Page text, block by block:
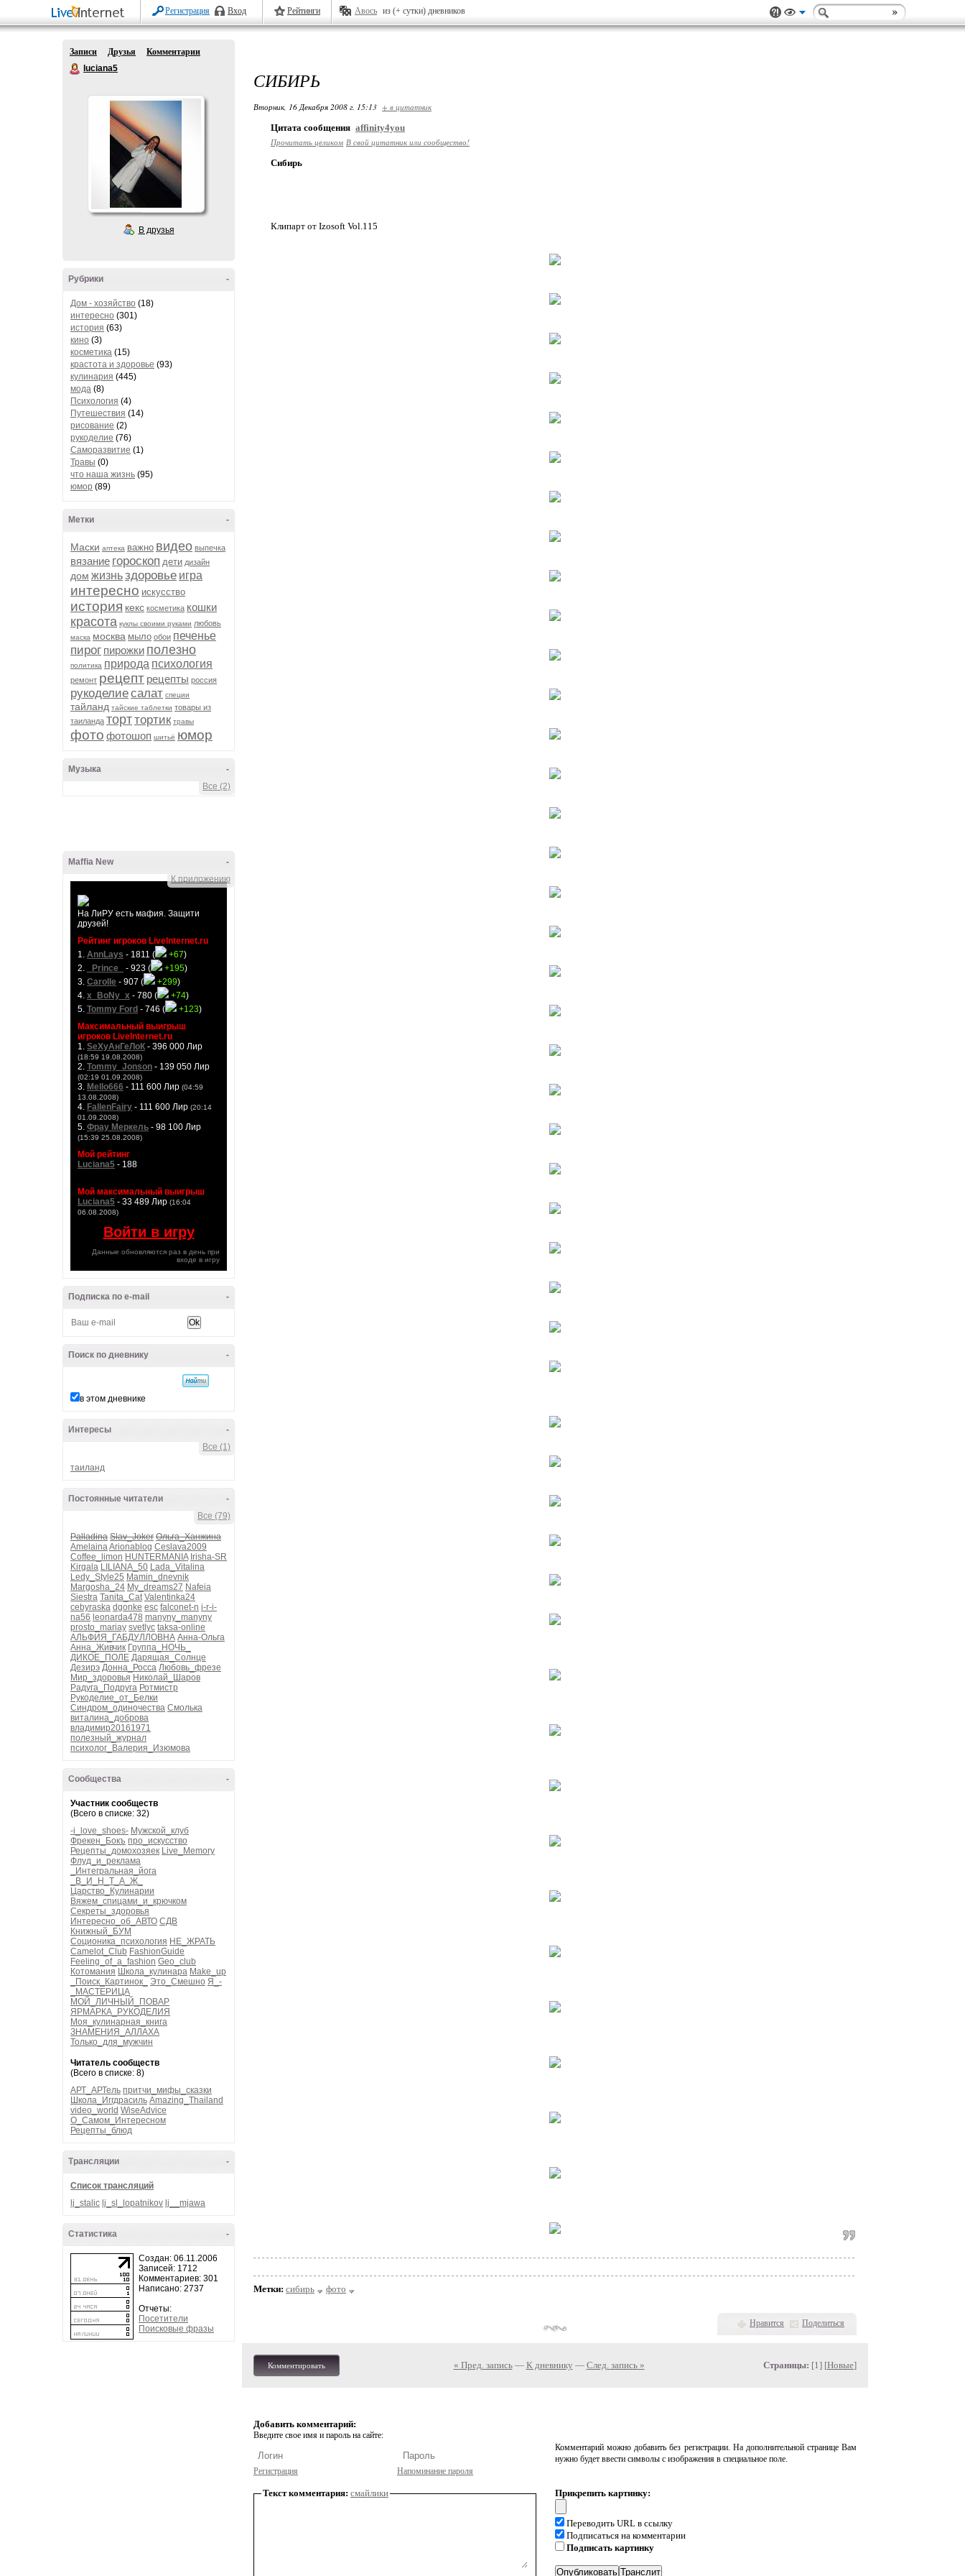
Регистрация Вход Рейтинги Авось из (+ сутки) дневников
Записи Друзья
Комментарии
luciana5
В друзья
-
Рубрики
Дом - хозяйство (18)
интересно (301)
история (63)
кино (3)
косметика (15)
крастота и здоровье (93)
кулинария (445)
мода (8)
Психология (4)
Путешествия (14)
рисование (2)
рукоделие (76)
Саморазвитие (1)
Травы (0)
что наша жизнь (95)
юмор (89)
-
Метки
Маски аптека важно видео выпечка
вязание гороскоп дети дизайн
дом жизньздоровье игра
интересно искусство
история кекс косметика кошки
красота куклы своими руками любовь
маска москва мыло обои печенье
пирог пирожки полезно
политика природа психология
ремонт рецепт рецепты россия
рукоделиесалат специи
тайланд тайские таблетки товары из
таиланда торттортик травы
фото фотошоп шитьё юмор
-
Музыка
Все (2)
-
Maffia New
К приложению
На ЛиРУ есть мафия. Защити
друзей!
Рейтинг игроков LiveInternet.ru
1. AnnLays - 1811 ( +67)
2.
_Prince_ - 923 ( +195)
3. Carolle - 907 ( +299)
4. x_BoNy_x - 780 ( +74)
5. Tommy Ford - 746 ( +123)
Максимальный выигрыш
игроков LiveInternet.ru
1. SeXyАнГеЛоК - 396 000 Лир
(18:59 19.08.2008)
2. Tommy_Jonson - 139 050 Лир
(02:19 01.09.2008)
3. Mello666 - 111 600 Лир (04:59
13.08.2008)
4. FallenFairy - 111 600 Лир (20:14
01.09.2008)
5. Фрау Меркель - 98 100 Лир
(15:39 25.08.2008)
Мой рейтинг
Luciana5 - 188
Мой максимальный выигрыш
Luciana5 - 33 489 Лир (16:04
06.08.2008)
Войти в игру
Данные обновляются раз в день при
входе в игру
-
Подписка по e-mail
-
Поиск по дневнику
в этом дневнике
-
Интересы
Все (1)
таиланд
-
Постоянные читатели
Все (79)
Palladina Slav_Joker Ольга_Ханжина
AmelainaArionablog Ceslava2009
Coffee_limon HUNTERMANIA Irisha-SR
Kirgala LILIANA_50 Lada_Vitalina
Ledy_Style25 Mamin_dnevnik
Margosha_24 My_dreams27 Nafeia
Siestra Tanita_Cat Valentinka24
cebyraska dgonke esc falconet-n i-r-i-
na56 leonarda478 manyny_manyny
prosto_mariay svetlyc taksa-online
АЛЬФИЯ_ГАБДУЛЛОВНА Анна-Ольга
Анна_Живчик Группа_НОЧЬ_
ДИКОЕ_ПОЛЕ Дарящая_Солнце
Дезирэ Донна_Росса Любовь_фрезе
Мир_здоровья Николай_Шаров
Радуга_Подруга Ротмистр
Рукоделие_от_Белки
Синдром_одиночества Смолька
виталина_доброва
владимир20161971
полезный_журнал
психолог_Валерия_Изюмова
-
Сообщества
Участник сообществ
(Всего в списке: 32)
-i_love_shoes- Мужской_клуб
Фрекен_Бокъ про_искусство
Рецепты_домохозяек Live_Memory
Флуд_и_реклама
_Интегральная_йога
_В_И_Н_Т_А_Ж_
Царство_Кулинарии
Вяжем_спицами_и_крючком
Секреты_здоровья
Интересно_об_АВТО СДВ
Книжный_БУМ
Соционика_психология НЕ_ЖРАТЬ
Camelot_Club FashionGuide
Feeling_of_a_fashion Geo_club
Котомания Школа_кулинара Make_up
_Поиск_Картинок_
Это_Смешно Я_-
_МАСТЕРИЦА
МОЙ_ЛИЧНЫЙ_ПОВАР
ЯРМАРКА_РУКОДЕЛИЯ
Моя_кулинарная_книга
ЗНАМЕНИЯ_АЛЛАХА
Только_для_мужчин
Читатель сообществ
(Всего в списке: 8)
АРТ_АРТель притчи_мифы_сказки
Школа_Иггдрасиль Amazing_Thailand
video_world WiseAdvice
О_Самом_Интересном
Рецепты_блюд
-
Трансляции
Список трансляций
lj_stalic lj_sl_lopatnikov lj__mjawa
-
Статистика
Создан: 06.11.2006
Записей: 1712
Комментариев: 301
Написано: 2737
Отчеты:
Посетители
Поисковые фразы
СИБИРЬ
Вторник, 16 Декабря 2008 г. 15:13 + в цитатник
Цитата сообщения affinity4you
Прочитать целиком В свой цитатник или сообщество!
Сибирь
Клипарт от Izosoft Vol.115
Метки: сибирь фото
Нравится Поделиться
Комментировать « Пред. запись— К дневнику — След. запись » Страницы: [1] [Новые]
Добавить комментарий:
Введите свое имя и пароль на сайте:
Регистрация Напоминание пароля
Комментарий можно добавить без регистрации. На дополнительной странице Вам
нужно будет ввести символы с изображения в специальное поле.
Текст комментария: смайлики Прикрепить картинку:
Переводить URL в ссылку
Подписаться на комментарии
Подписать картинку